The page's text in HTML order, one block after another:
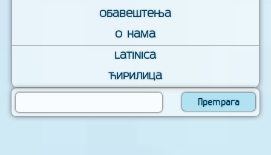
Обавештења
О нама
Latinica
Ћирилица